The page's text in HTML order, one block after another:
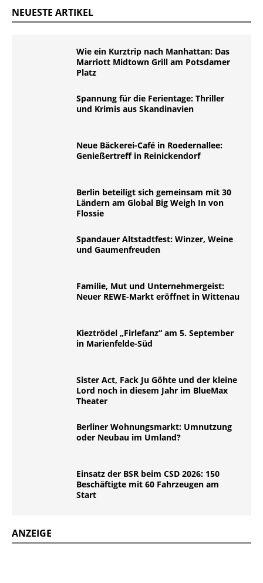
NEUESTE ARTIKEL
Wie ein Kurztrip nach Manhattan: Das
Marriott Midtown Grill am Potsdamer
Platz
Spannung für die Ferientage: Thriller
und Krimis aus Skandinavien
Neue Bäckerei-Café in Roedernallee:
Genießertreff in Reinickendorf
Berlin beteiligt sich gemeinsam mit 30
Ländern am Global Big Weigh In von
Flossie
Spandauer Altstadtfest: Winzer, Weine
und Gaumenfreuden
Familie, Mut und Unternehmergeist:
Neuer REWE-Markt eröffnet in Wittenau
Kieztrödel „Firlefanz“ am 5. September
in Marienfelde-Süd
Sister Act, Fack Ju Göhte und der kleine
Lord noch in diesem Jahr im BlueMax
Theater
Berliner Wohnungsmarkt: Umnutzung
oder Neubau im Umland?
Einsatz der BSR beim CSD 2026: 150
Beschäftigte mit 60 Fahrzeugen am
Start
ANZEIGE